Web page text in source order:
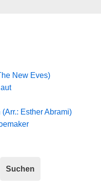
New Eves)
Esther Abrami)
Suchen